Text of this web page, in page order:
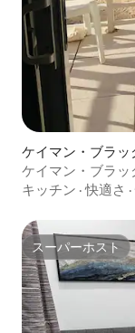
ケイマン・ブラ
ケイマン・ブラッ
ル・イン」
キッチン ·快適さ ·
スーパーホスト
スーパーホスト